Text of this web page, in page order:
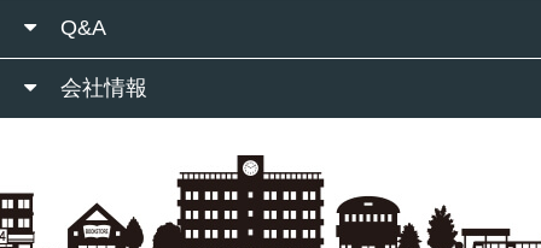
Q&A
会社情報